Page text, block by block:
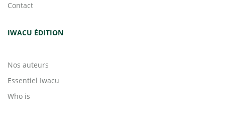
Contact
IWACU ÉDITION
Nos auteurs
Essentiel Iwacu
Who is